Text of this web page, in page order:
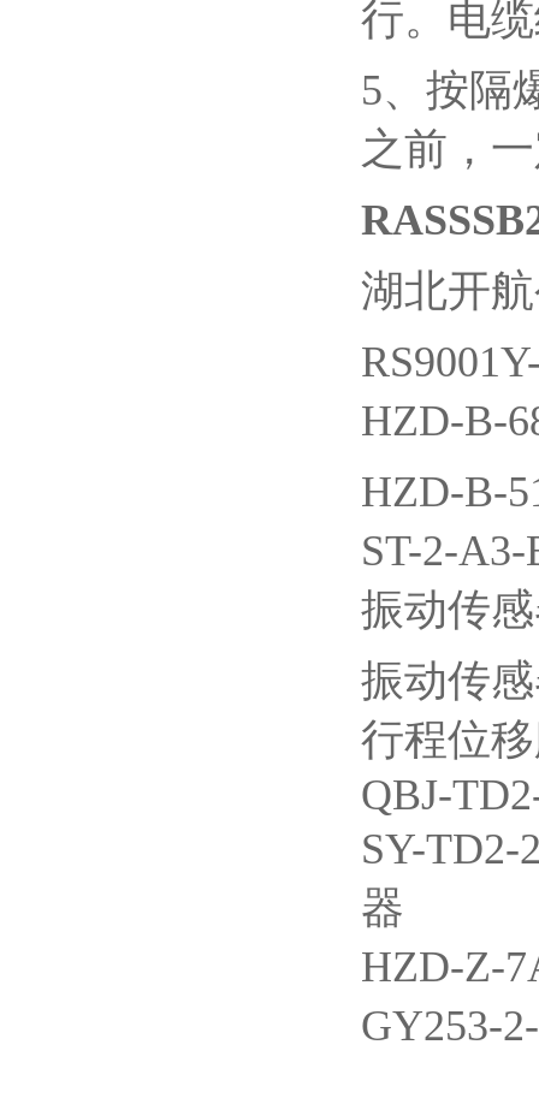
行。电
5、按隔
之前，
湖北开
HZD-B-
HZD-B-
ST-2-
振动传
振动传
行程位
QBJ-
SY-TD2-
器
HZD-Z-
GY253-